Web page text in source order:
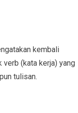
kembali
verb (kata kerja) yang
tulisan.